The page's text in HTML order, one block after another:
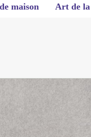
maison Art de